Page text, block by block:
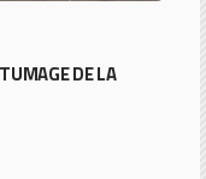
DE LA